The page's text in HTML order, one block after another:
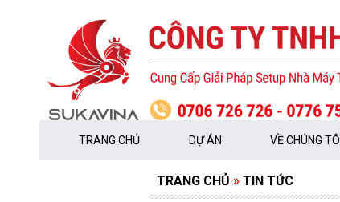
TRANG CHỦ »TIN TỨC
TRANG CHỦ DỰ ÁN VỀ CHÚNG TÔI